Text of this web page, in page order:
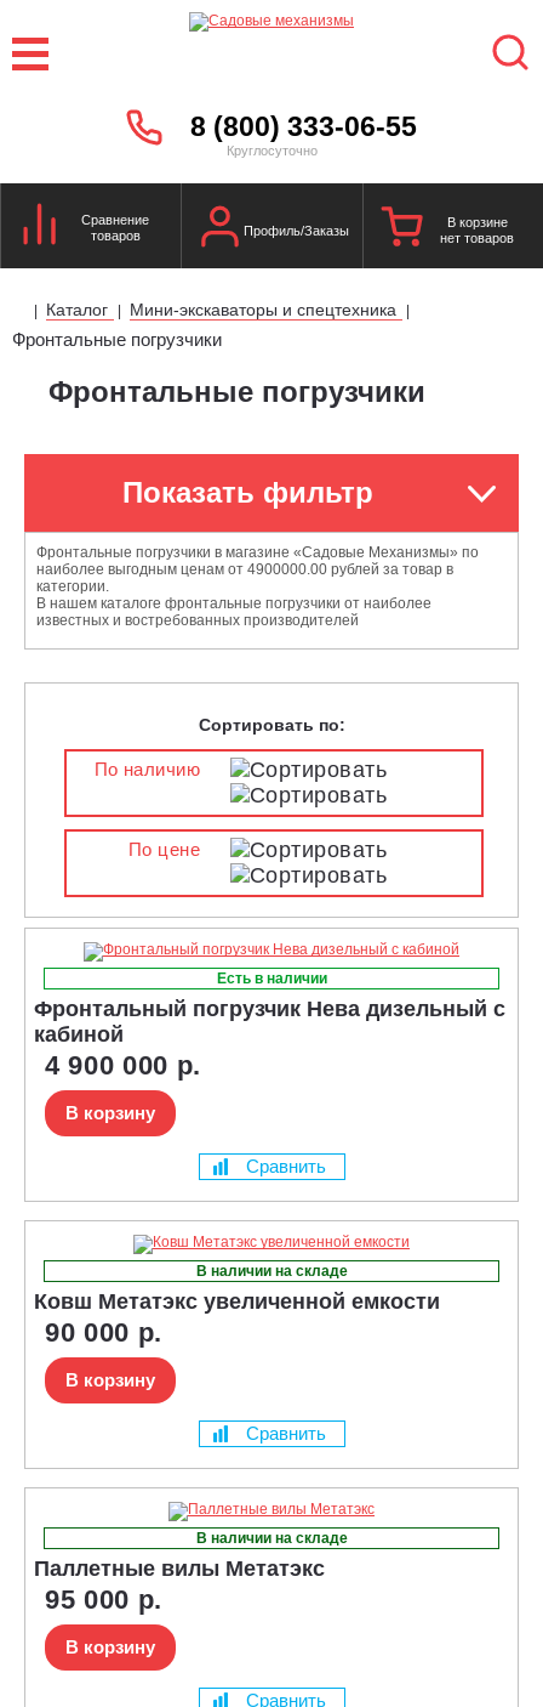
8 (800) 333-06-55
Круглосуточно
Сравнение
товаров
Профиль/Заказы
В корзине
нет товаров
| Каталог | Мини-экскаваторы и спецтехника |
Фронтальные погрузчики
Фронтальные погрузчики
Показать фильтр
Фронтальные погрузчики в магазине «Садовые Механизмы» по
наиболее выгодным ценам от 4900000.00 рублей за товар в
категории.
В нашем каталоге фронтальные погрузчики от наиболее
известных и востребованных производителей
Сортировать по:
По наличию
По цене
Есть в наличии
Фронтальный погрузчик Нева дизельный с
кабиной
4 900 000 р.
В корзину
Сравнить
В наличии на складе
Ковш Метатэкс увеличенной емкости
90 000 р.
В корзину
Сравнить
В наличии на складе
Паллетные вилы Метатэкс
95 000 р.
В корзину
Сравнить